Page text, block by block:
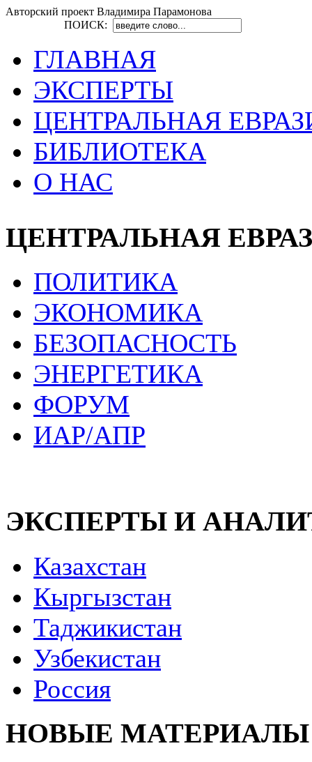
Авторский проект Владимира Парамонова
ПОИСК:
ГЛАВНАЯ
ЭКСПЕРТЫ
ЦЕНТРАЛЬНАЯ
БИБЛИОТЕКА
О НАС
ЦЕНТРАЛЬНАЯ
ПОЛИТИКА
ЭКОНОМИКА
БЕЗОПАСНОСТЬ
ЭНЕРГЕТИКА
ФОРУМ
ИАР/АПР
ЭКСПЕРТЫ И
Казахстан
Кыргызстан
Таджикистан
Узбекистан
Россия
НОВЫЕ МАТЕРИАЛЫ